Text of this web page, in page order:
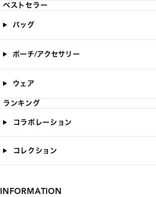
ベストセラー
バッグ
ポーチ/アクセサリー
ウェア
ランキング
コラボレーション
コレクション
INFORMATION